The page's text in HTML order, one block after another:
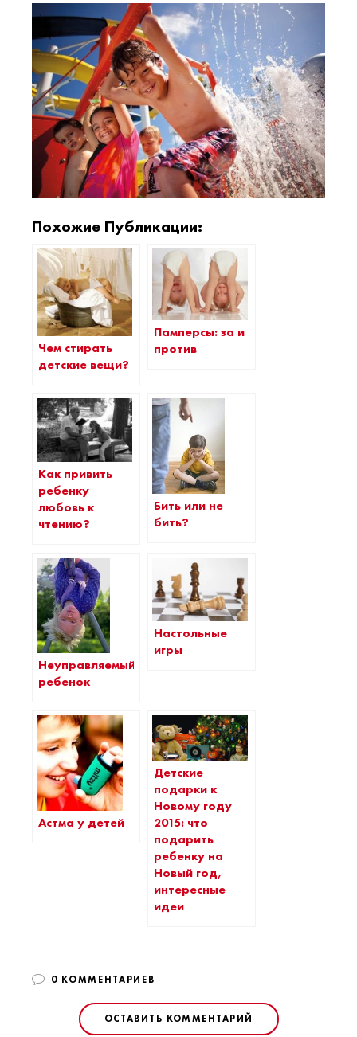
Похожие Публикации:
Чем стирать
детские вещи?
Памперсы: за и
против
Как привить
ребенку
любовь к
чтению?
Бить или не
бить?
Неуправляемый
ребенок
Настольные
игры
Астма у детей
Детские
подарки к
Новому году
2015: что
подарить
ребенку на
Новый год,
интересные
идеи
0 КОММЕНТАРИЕВ
ОСТАВИТЬ КОММЕНТАРИЙ